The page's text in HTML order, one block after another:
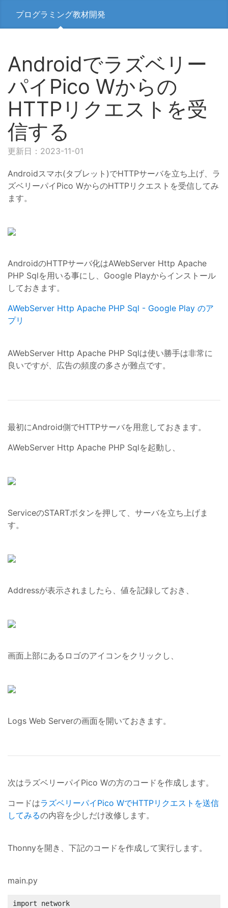
プログラミング教材開発
Androidでラズベリー
パイPico Wからの
HTTPリクエストを受
信する
更新日：2023-11-01
Androidスマホ(タブレット)でHTTPサーバを立ち上げ、ラ
ズベリーパイPico WからのHTTPリクエストを受信してみ
ます。
AndroidのHTTPサーバ化はAWebServer Http Apache
PHP Sqlを用いる事にし、Google Playからインストール
しておきます。
AWebServer Http Apache PHP Sql - Google Play のア
プリ
AWebServer Http Apache PHP Sqlは使い勝手は非常に
良いですが、広告の頻度の多さが難点です。
最初にAndroid側でHTTPサーバを用意しておきます。
AWebServer Http Apache PHP Sqlを起動し、
ServiceのSTARTボタンを押して、サーバを立ち上げま
す。
Addressが表示されましたら、値を記録しておき、
画面上部にあるロゴのアイコンをクリックし、
Logs Web Serverの画面を開いておきます。
次はラズベリーパイPico Wの方のコードを作成します。
コードはラズベリーパイPico WでHTTPリクエストを送信
してみるの内容を少しだけ改修します。
Thonnyを開き、下記のコードを作成して実行します。
main.py
import network